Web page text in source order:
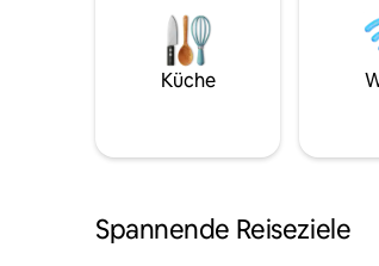
Küche
Spannende Reiseziele